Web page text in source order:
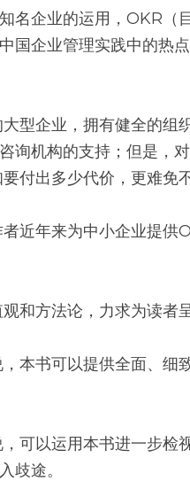
名企业的运用，OKR（
国企业管理实践中的热点
型企业，拥有健全的组
询机构的支持；但是，
付出多少代价，更难免
者近年来为中小企业提
和方法论，力求为读者
本书可以提供全面、细
可以运用本书进一步
歧途。